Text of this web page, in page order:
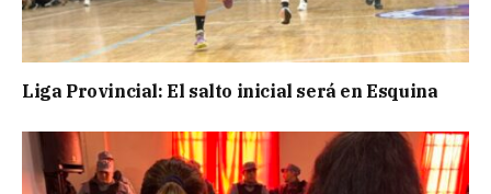
Liga Provincial: El salto inicial será en Esquina